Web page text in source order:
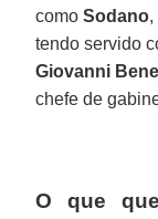
comoSodano,
tendo servido
Giovanni
chefe de
O que